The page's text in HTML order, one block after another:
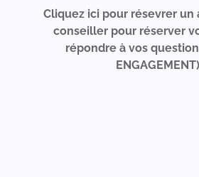
Cliquez ici pour résevrer un
conseiller pour réserver
répondre à vos